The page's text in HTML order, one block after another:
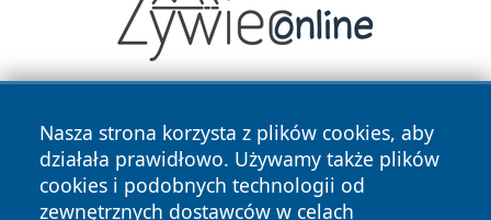
Nasza strona korzysta z plików cookies, aby
działała prawidłowo. Używamy także plików
cookies i podobnych technologii od
zewnętrznych dostawców w celach